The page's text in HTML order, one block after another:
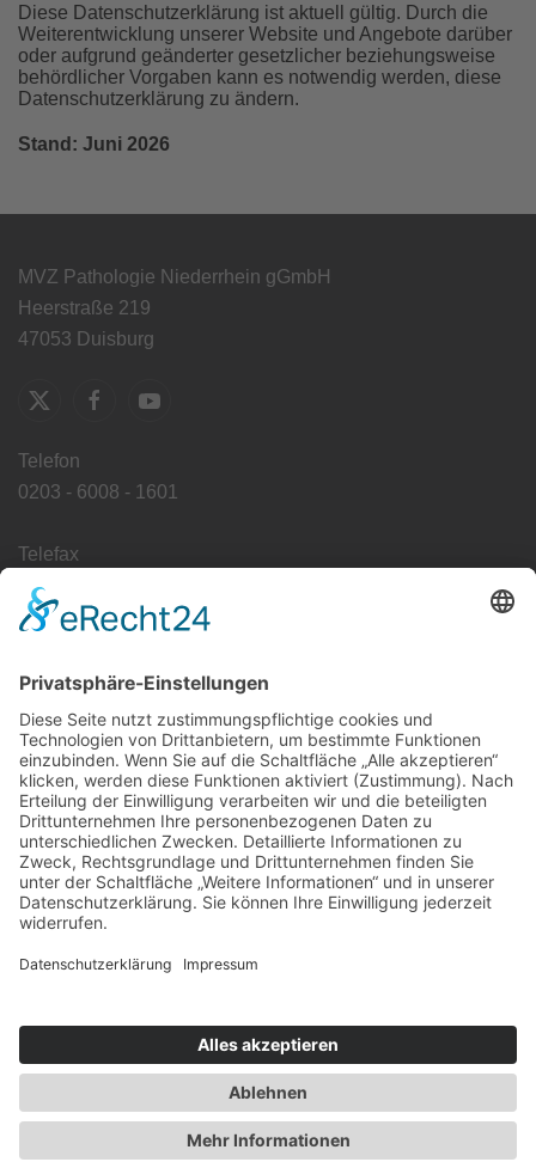
Diese Datenschutzerklärung ist aktuell gültig. Durch die
Weiterentwicklung unserer Website und Angebote darüber
oder aufgrund geänderter gesetzlicher beziehungsweise
behördlicher Vorgaben kann es notwendig werden, diese
Datenschutzerklärung zu ändern.
Stand: Juni 2026
MVZ Pathologie Niederrhein gGmbH
Heerstraße 219
47053 Duisburg
Telefon
0203 - 6008 - 1601
Telefax
0203 - 6008 - 1649
info@pathologie-duisburg.de
Erreichbarkeit:
Mo - Fr (außer an Feiertagen)
8:00 - 17:00 Uhr
Heiligabend & Silvester geschlossen
Impressum